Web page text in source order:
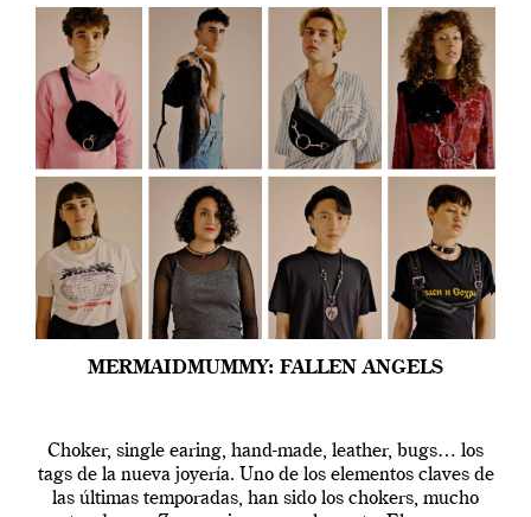
MERMAIDMUMMY: FALLEN ANGELS
Choker, single earing, hand-made, leather, bugs… los
tags de la nueva joyería. Uno de los elementos claves de
las últimas temporadas, han sido los chokers, mucho